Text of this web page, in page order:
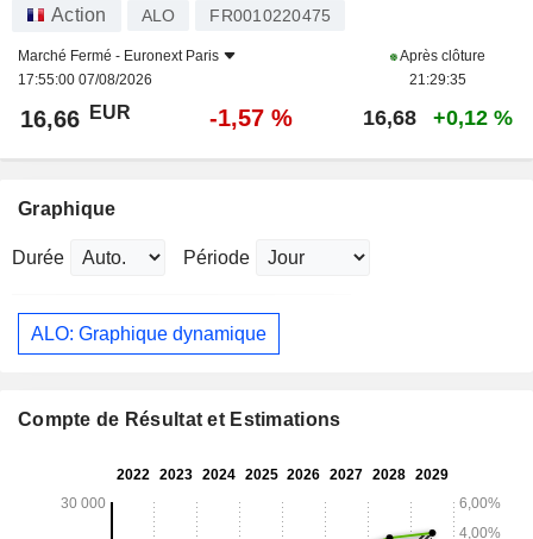
Action ALO FR0010220475
Marché Fermé - Euronext Paris
17:55:00 07/08/2026
Après clôture
21:29:35
16,66 EUR -1,57 % 16,68 +0,12 %
Graphique
Durée Période
ALO: Graphique dynamique
Compte de Résultat et Estimations